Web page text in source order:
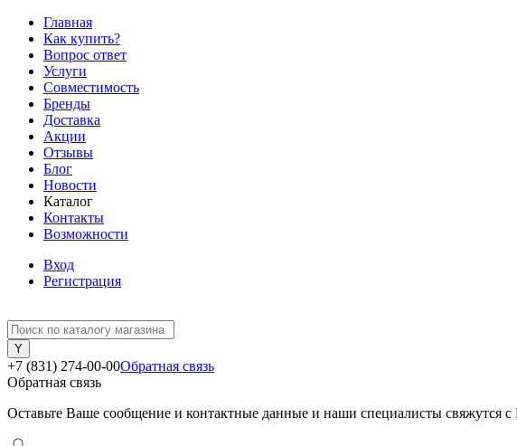
Главная
Как купить?
Вопрос ответ
Услуги
Совместимость
Бренды
Доставка
Акции
Отзывы
Блог
Новости
Каталог
Контакты
Возможности
Вход
Регистрация
+7 (831) 274-00-00Обратная связь
Обратная связь
Оставьте Ваше сообщение и контактные данные и наши специалисты свяжутся